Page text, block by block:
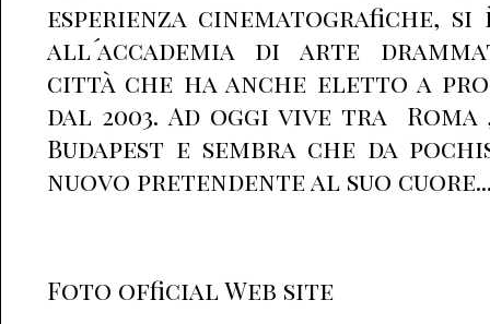
esperienza cinematografiche,
all´accademia di arte
città che ha anche eletto a
dal 2003. Ad oggi vive tra Roma
Budapest e sembra che da
nuovo pretendente al suo
Foto official Web site